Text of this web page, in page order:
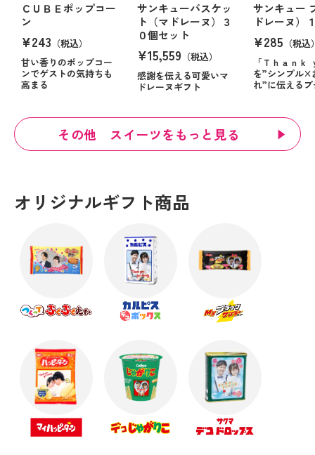
ＣＵＢＥポップコー
ン
¥243 （税込）
甘い香りのポップコー
ンでゲストの気持ちも
高まる
サンキューバスケッ
ト（マドレーヌ）３
０個セット
¥15,559 （税込）
感謝を伝える可愛いマ
ドレーヌギフト
サンキュー
ドレーヌ）
¥285 （税込
「Ｔｈａｎｋ
を”シンプル×
れ”に伝える
その他 スイーツをもっと見る
オリジナルギフト商品